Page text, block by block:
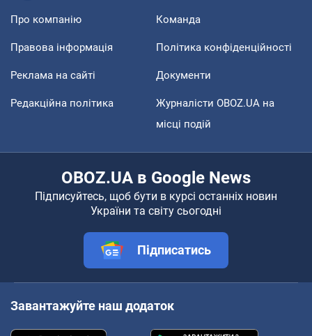
Про компанію Команда
Правова інформація Політика конфіденційності
Реклама на сайті Документи
Редакційна політика
Журналісти OBOZ.UA на
місці подій
OBOZ.UA в Google News
Підписуйтесь, щоб бути в курсі останніх новин
України та світу сьогодні
Підписатись
Завантажуйте наш додаток